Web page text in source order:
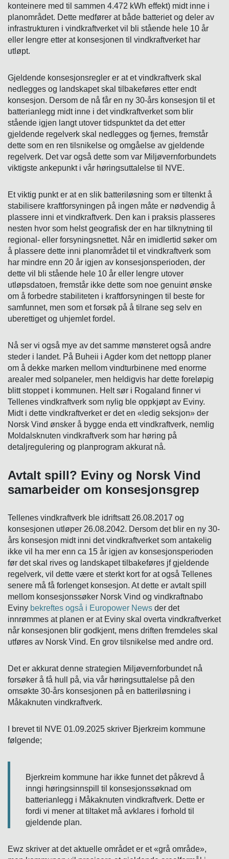
konteinere med til sammen 4.472 kWh effekt) midt inne i
planområdet. Dette medfører at både batteriet og deler av
infrastrukturen i vindkraftverket vil bli stående hele 10 år
eller lengre etter at konsesjonen til vindkraftverket har
utløpt.
Gjeldende konsesjonsregler er at et vindkraftverk skal
nedlegges og landskapet skal tilbakeføres etter endt
konsesjon. Dersom de nå får en ny 30-års konsesjon til et
batterianlegg midt inne i det vindkraftverket som blir
stående igjen langt utover tidspunktet da det etter
gjeldende regelverk skal nedlegges og fjernes, fremstår
dette som en ren tilsnikelse og omgåelse av gjeldende
regelverk. Det var også dette som var Miljøvernforbundets
viktigste ankepunkt i vår høringsuttalelse til NVE.
Et viktig punkt er at en slik batteriløsning som er tiltenkt å
stabilisere kraftforsyningen på ingen måte er nødvendig å
plassere inni et vindkraftverk. Den kan i praksis plasseres
nesten hvor som helst geografisk der en har tilknytning til
regional- eller forsyningsnettet. Når en imidlertid søker om
å plassere dette inni planområdet til et vindkraftverk som
har mindre enn 20 år igjen av konsesjonsperioden, der
dette vil bli stående hele 10 år eller lengre utover
utløpsdatoen, fremstår ikke dette som noe genuint ønske
om å forbedre stabiliteten i kraftforsyningen til beste for
samfunnet, men som et forsøk på å tilrane seg selv en
uberettiget og uhjemlet fordel.
Nå ser vi også mye av det samme mønsteret også andre
steder i landet. På Buheii i Agder kom det nettopp planer
om å dekke marken mellom vindturbinene med enorme
arealer med solpaneler, men heldigvis har dette foreløpig
blitt stoppet i kommunen. Helt sør i Rogaland finner vi
Tellenes vindkraftverk som nylig ble oppkjøpt av Eviny.
Midt i dette vindkraftverket er det en «ledig seksjon» der
Norsk Vind ønsker å bygge enda ett vindkraftverk, nemlig
Moldalsknuten vindkraftverk som har høring på
detaljregulering og planprogram akkurat nå.
Avtalt spill? Eviny og Norsk Vind
samarbeider om konsesjonsgrep
Tellenes vindkraftverk ble idriftsatt 26.08.2017 og
konsesjonen utløper 26.08.2042. Dersom det blir en ny 30-
års konsesjon midt inni det vindkraftverket som antakelig
ikke vil ha mer enn ca 15 år igjen av konsesjonsperioden
før det skal rives og landskapet tilbakeføres jf gjeldende
regelverk, vil dette være et sterkt kort for at også Tellenes
senere må få forlenget konsesjon. At dette er avtalt spill
mellom konsesjonssøker Norsk Vind og vindkraftnabo
Eviny bekreftes også i Europower News der det
innrømmes at planen er at Eviny skal overta vindkraftverket
når konsesjonen blir godkjent, mens driften fremdeles skal
utføres av Norsk Vind. En grov tilsnikelse med andre ord.
Det er akkurat denne strategien Miljøvernforbundet nå
forsøker å få hull på, via vår høringsuttalelse på den
omsøkte 30-års konsesjonen på en batteriløsning i
Måkaknuten vindkraftverk.
I brevet til NVE 01.09.2025 skriver Bjerkreim kommune
følgende;
Bjerkreim kommune har ikke funnet det påkrevd å
inngi høringsinnspill til konsesjonssøknad om
batterianlegg i Måkaknuten vindkraftverk. Dette er
fordi vi mener at tiltaket må avklares i forhold til
gjeldende plan.
Ewz skriver at det aktuelle området er et «grå område»,